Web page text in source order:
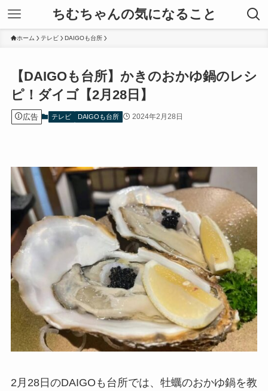
ちむちゃんの気になること
ホーム テレビ DAIGOも台所
【DAIGOも台所】かきのおかゆ鍋のレシ
ピ！ダイゴ【2月28日】
広告 テレビ DAIGOも台所 2024年2月28日
2月28日のDAIGOも台所では、牡蠣のおかゆ鍋を教